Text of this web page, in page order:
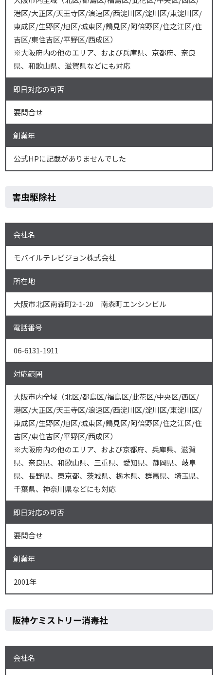
港区/大正区/天王寺区/浪速区/西淀川区/淀川区/東淀川区/
東成区/生野区/旭区/城東区/鶴見区/阿倍野区/住之江区/住
吉区/東住吉区/平野区/西成区）
※大阪府内の他のエリア、および兵庫県、京都府、奈良
県、和歌山県、滋賀県などにも対応
即日対応の可否
要問合せ
創業年
公式HPに記載がありませんでした
害虫駆除社
会社名
モバイルテレビジョン株式会社
所在地
大阪市北区南森町2-1-20 南森町エンシンビル
電話番号
06-6131-1911
対応範囲
大阪市内全域（北区/都島区/福島区/此花区/中央区/西区/
港区/大正区/天王寺区/浪速区/西淀川区/淀川区/東淀川区/
東成区/生野区/旭区/城東区/鶴見区/阿倍野区/住之江区/住
吉区/東住吉区/平野区/西成区）
※大阪府内の他のエリア、および京都府、兵庫県、滋賀
県、奈良県、和歌山県、三重県、愛知県、静岡県、岐阜
県、長野県、東京都、茨城県、栃木県、群馬県、埼玉県、
千葉県、神奈川県などにも対応
即日対応の可否
要問合せ
創業年
2001年
阪神ケミストリー消毒社
会社名